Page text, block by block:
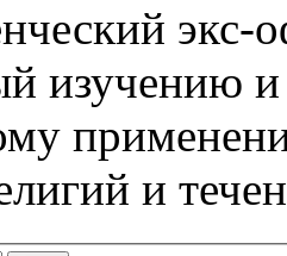
изучению
и